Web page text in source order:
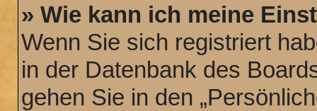
» Wie kann ich meine
Wenn Sie sich registriert
in der Datenbank des
gehen Sie in den